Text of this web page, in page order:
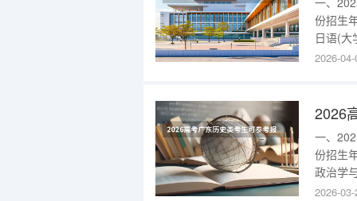
份招生
日语(
种要求
2026-
一、
份招生
政治学
校区
2026-